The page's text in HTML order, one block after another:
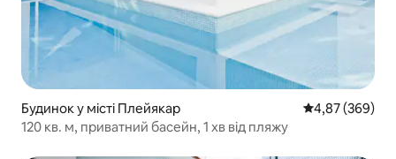
Будинок у місті Плейякар Середня
4,87 (369)
120 кв. м, приватний басейн, 1 хв від пляжу